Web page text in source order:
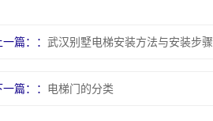
篇： 武汉别墅电梯安装方法与安装步骤
篇： 电梯门的分类